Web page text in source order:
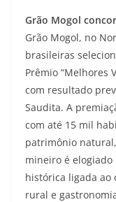
Grão Mogol
Grão Mogol, no
brasileiras
Prêmio “Melhores
com resultado
Saudita. A
com até 15 mil
patrimônio
mineiro é
histórica ligada ao
rural e